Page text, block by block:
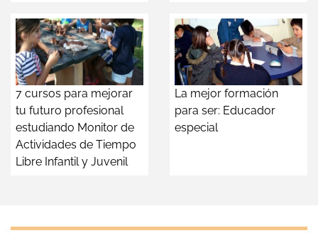
7 cursos para mejorar
tu futuro profesional
estudiando Monitor de
Actividades de Tiempo
Libre Infantil y Juvenil
La mejor formación
para ser: Educador
especial